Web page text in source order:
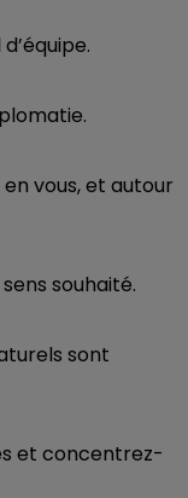
vous, et autour
souhaité.
sont
et concentrez-